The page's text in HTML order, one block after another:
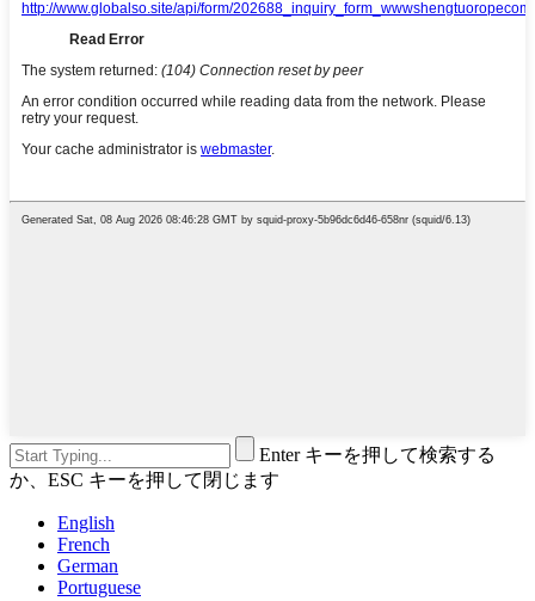
Enter キーを押して検索する
か、ESC キーを押して閉じます
English
French
German
Portuguese